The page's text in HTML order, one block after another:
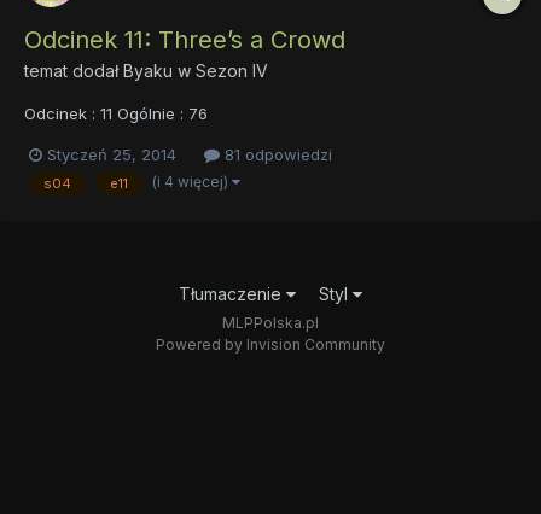
Odcinek 11: Three’s a Crowd
temat dodałByaku w Sezon IV
Odcinek : 11 Ogólnie : 76
Styczeń 25, 2014 81 odpowiedzi
s04 e11 (i 4 więcej)
Tłumaczenie Styl
MLPPolska.pl
Powered by Invision Community